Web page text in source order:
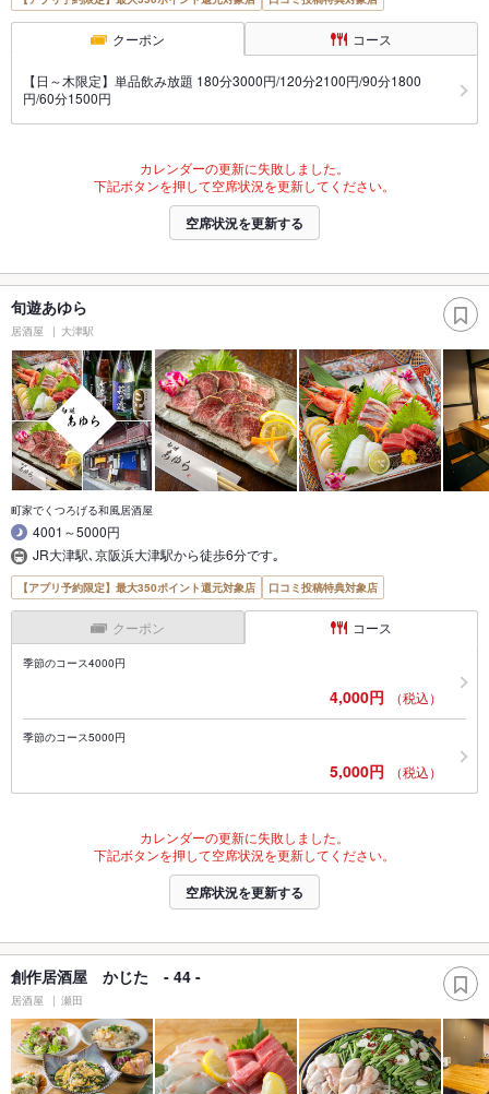
クーポン コース
【日～木限定】単品飲み放題 180分3000円/120分2100円/90分1800
円/60分1500円
カレンダーの更新に失敗しました。
下記ボタンを押して空席状況を更新してください。
空席状況を更新する
旬遊あゆら
居酒屋 大津駅
町家でくつろげる和風居酒屋
4001～5000円
JR大津駅､京阪浜大津駅から徒歩6分です｡
【アプリ予約限定】最大350ポイント還元対象店 口コミ投稿特典対象店
クーポン コース
季節のコース4000円
4,000円 （税込）
季節のコース5000円
5,000円 （税込）
カレンダーの更新に失敗しました。
下記ボタンを押して空席状況を更新してください。
空席状況を更新する
創作居酒屋 かじた - 44 -
居酒屋 瀬田